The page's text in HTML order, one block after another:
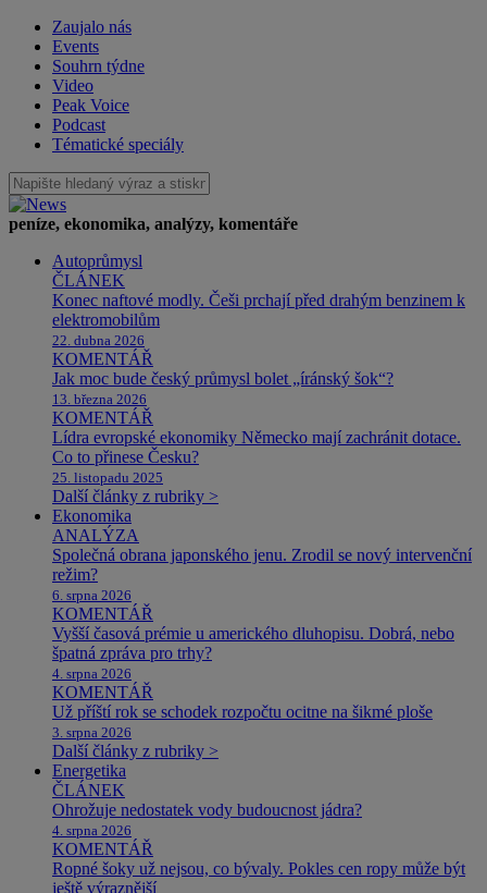
Zaujalo nás
Events
Souhrn týdne
Video
Peak Voice
Podcast
Tématické speciály
peníze, ekonomika, analýzy, komentáře
Autoprůmysl
ČLÁNEK
Konec naftové modly. Češi prchají před drahým benzinem k
elektromobilům
22. dubna 2026
KOMENTÁŘ
Jak moc bude český průmysl bolet „íránský šok“?
13. března 2026
KOMENTÁŘ
Lídra evropské ekonomiky Německo mají zachránit dotace.
Co to přinese Česku?
25. listopadu 2025
Další články z rubriky >
Ekonomika
ANALÝZA
Společná obrana japonského jenu. Zrodil se nový intervenční
režim?
6. srpna 2026
KOMENTÁŘ
Vyšší časová prémie u amerického dluhopisu. Dobrá, nebo
špatná zpráva pro trhy?
4. srpna 2026
KOMENTÁŘ
Už příští rok se schodek rozpočtu ocitne na šikmé ploše
3. srpna 2026
Další články z rubriky >
Energetika
ČLÁNEK
Ohrožuje nedostatek vody budoucnost jádra?
4. srpna 2026
KOMENTÁŘ
Ropné šoky už nejsou, co bývaly. Pokles cen ropy může být
ještě výraznější